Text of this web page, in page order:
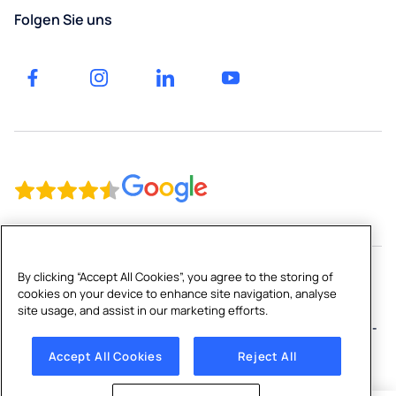
Luzern
Gallen
Folgen Sie uns
Copyright © 2026 Culligan CH Limited
Cookie-
By clicking “Accept All Cookies”, you agree to the storing of
cookies on your device to enhance site navigation, analyse
site usage, and assist in our marketing efforts.
Accept All Cookies Reject All